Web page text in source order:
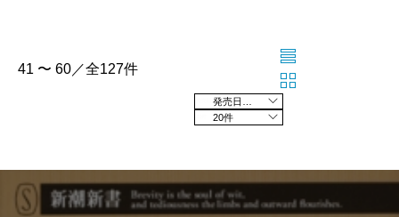
41 〜 60／全127件
20件